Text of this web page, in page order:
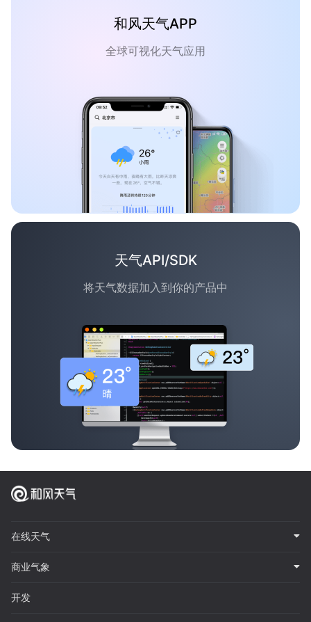
和风天气APP
全球可视化天气应用
天气API/SDK
将天气数据加入到你的产品中
在线天气
商业气象
开发